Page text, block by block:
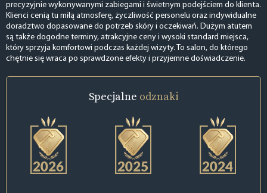
precyzyjnie wykonywanymi zabiegami i świetnym podejściem do klienta.
Klienci cenią tu miłą atmosferę, życzliwość personelu oraz indywidualne
doradztwo dopasowane do potrzeb skóry i oczekiwań. Dużym atutem
są także dogodne terminy, atrakcyjne ceny i wysoki standard miejsca,
który sprzyja komfortowi podczas każdej wizyty. To salon, do którego
chętnie się wraca po sprawdzone efekty i przyjemne doświadczenie.
Specjalne odznaki